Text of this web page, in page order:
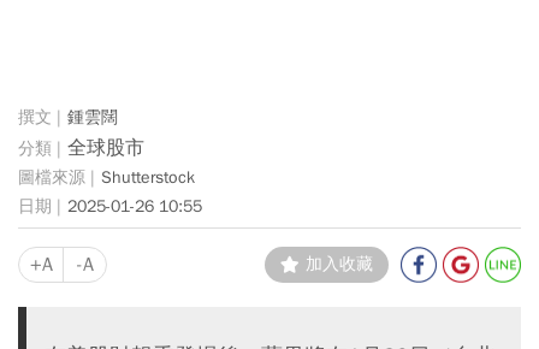
鍾雲闊
全球股市
Shutterstock
2025-01-26 10:55
+A -A 加入收藏